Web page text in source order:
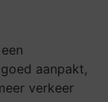
aanpakt,
verkeer